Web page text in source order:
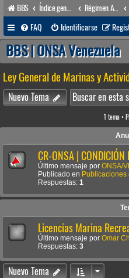
BBS Índice general Régimen Acuático venezolano
FAQ
Identificarse
BBS | ONSA Venezuela
Ley General de Marinas y
Nuevo Tema
1 tema •
CR-ONSA |
Último mensaje por ONSA/
Publicado en Publicaciones
Respuestas: 1
Licencias Marina
Último mensaje por Omar
Respuestas: 3
Nuevo Tema